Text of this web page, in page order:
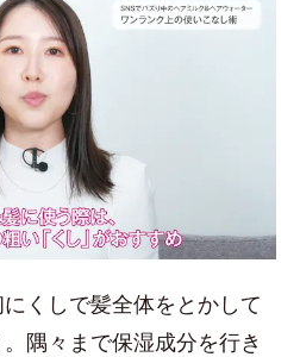
くしで髪全体をとかして
隅々まで保湿成分を行き